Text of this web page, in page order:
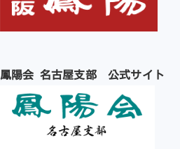
鳳陽会 名古屋支部 公式サイト